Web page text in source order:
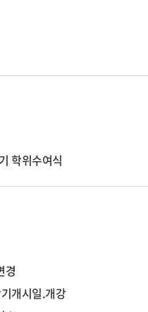
학위수여식
경
개시일.개강